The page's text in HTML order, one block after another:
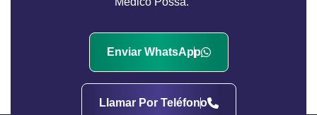
Enviar WhatsApp
Llamar Por Teléfono